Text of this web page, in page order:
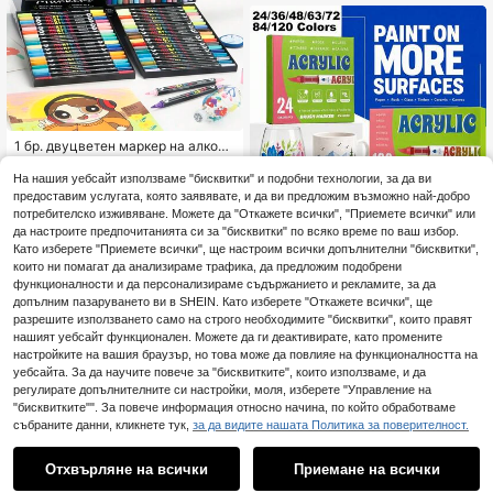
1 бр. двуцветен маркер на алкохо
лна основа за рисуване върху ст
ъкло, подходящ за ученици, които
изучават изкуство, може да се с
месва, устойчив на размазване,
може да се пере, подаръци за уч
илище
21.07€ -1% 21.38€
120/80/60 цв. гел химикалки с ви
сок гланц и блясък, DIY химикалк
иране, цветни химикалки с голям
капацитет
Акрилни маркери за боядисване
24/36/48/63/72/84/120 цвята, флу
мастери с мек връх и течно маст
ило, наситени цветове, гладко на
насяне, пълна палитра, наслойва
щи се цветове, силно покритие, п
одходящи за платно, рисуване въ
рху камъни, дърво, камък, стъкло,
керамика, текстил, DIY занаятчий
ски творби, перфектен подарък за
момчета/момичета ученици, зад
ължителни канцеларски материа
9.32€
1
0
На нашия уебсайт използваме "бисквитки" и подобни технологии, за да ви
предоставим услугата, която заявявате, и да ви предложим възможно най-добро
потребителско изживяване. Можете да "Откажете всички", "Приемете всички" или
да настроите предпочитанията си за "бисквитки" по всяко време по ваш избор.
Като изберете "Приемете всички", ще настроим всички допълнителни "бисквитки",
които ни помагат да анализираме трафика, да предложим подобрени
функционалности и да персонализираме съдържанието и рекламите, за да
допълним пазаруването ви в SHEIN. Като изберете "Откажете всички", ще
разрешите използването само на строго необходимите "бисквитки", които правят
нашият уебсайт функционален. Можете да ги деактивирате, като промените
настройките на вашия браузър, но това може да повлияе на функционалността на
уебсайта. За да научите повече за "бисквитките", които използваме, и да
регулирате допълнителните си настройки, моля, изберете "Управление на
"бисквитките"". За повече информация относно начина, по който обработваме
събраните данни, кликнете тук, за да видите нашата Политика за поверителност.
Отхвърляне на всички Приемане на всички